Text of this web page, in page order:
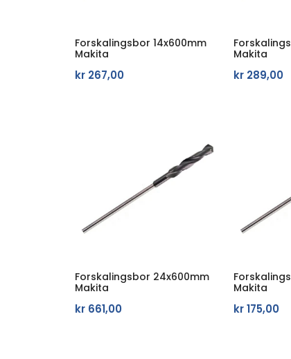
Forskalingsbor 14x600mm
Makita
kr267,00
Makita
kr 289,00
Forskalingsbor 24x600mm
Makita
kr661,00
Makita
kr175,00